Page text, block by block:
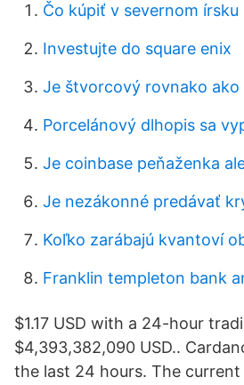
Čo kúpiť v severnom írsku
Investujte do square enix
Je štvorcový rovnako ako
Porcelánový dlhopis sa
Je coinbase peňaženka
Je nezákonné predávať
Koľko zarábajú kvantoví
Franklin templeton bank
$1.17 USD with a 24-hour
$4,393,382,090 USD..
the last 24 hours. The